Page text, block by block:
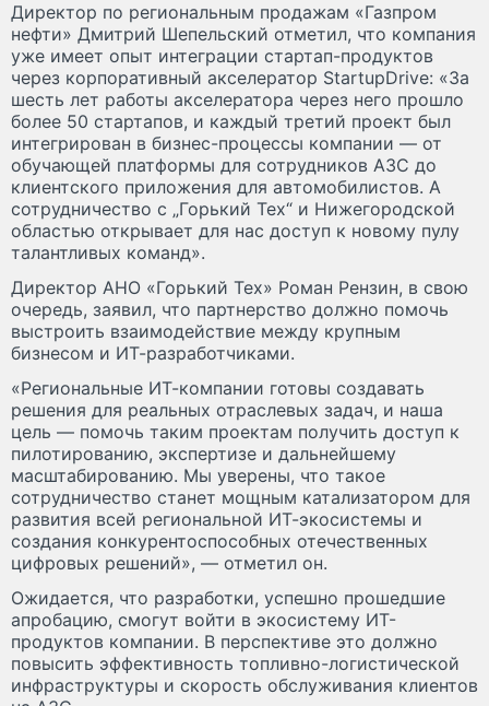
Директор по региональным продажам «Газпром
нефти» Дмитрий Шепельский отметил, что компания
уже имеет опыт интеграции стартап-продуктов
через корпоративный акселератор StartupDrive: «За
шесть лет работы акселератора через него прошло
более 50 стартапов, и каждый третий проект был
интегрирован в бизнес-процессы компании — от
обучающей платформы для сотрудников АЗС до
клиентского приложения для автомобилистов. А
сотрудничество с „Горький Тех“ и Нижегородской
областью открывает для нас доступ к новому пулу
талантливых команд».
Директор АНО «Горький Тех» Роман Рензин, в свою
очередь, заявил, что партнерство должно помочь
выстроить взаимодействие между крупным
бизнесом и ИТ-разработчиками.
«Региональные ИТ-компании готовы создавать
решения для реальных отраслевых задач, и наша
цель — помочь таким проектам получить доступ к
пилотированию, экспертизе и дальнейшему
масштабированию. Мы уверены, что такое
сотрудничество станет мощным катализатором для
развития всей региональной ИТ-экосистемы и
создания конкурентоспособных отечественных
цифровых решений», — отметил он.
Ожидается, что разработки, успешно прошедшие
апробацию, смогут войти в экосистему ИТ-
продуктов компании. В перспективе это должно
повысить эффективность топливно-логистической
инфраструктуры и скорость обслуживания клиентов